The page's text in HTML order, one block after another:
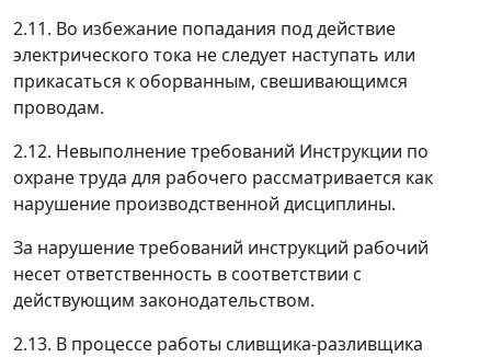
2.11. Во избежание попадания под действие
электрического тока не следует наступать или
прикасаться к оборванным, свешивающимся
проводам.
2.12. Невыполнение требований Инструкции по
охране труда для рабочего рассматривается как
нарушение производственной дисциплины.
За нарушение требований инструкций рабочий
несет ответственность в соответствии с
действующим законодательством.
2.13. В процессе работы сливщика-разливщика